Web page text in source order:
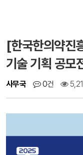
[한국한의약진
기술 기획 공모
사무국 0건